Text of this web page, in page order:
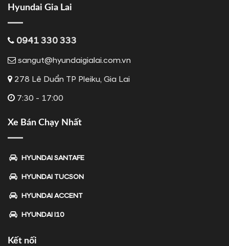
Hyundai Gia Lai
0941 330 333
sangut@hyundaigialai.com.vn
278 Lê Duẩn TP Pleiku, Gia Lai
7:30 - 17:00
Xe Bán Chạy Nhất
HYUNDAI SANTAFE
HYUNDAI TUCSON
HYUNDAI ACCENT
HYUNDAI I10
Kết nối